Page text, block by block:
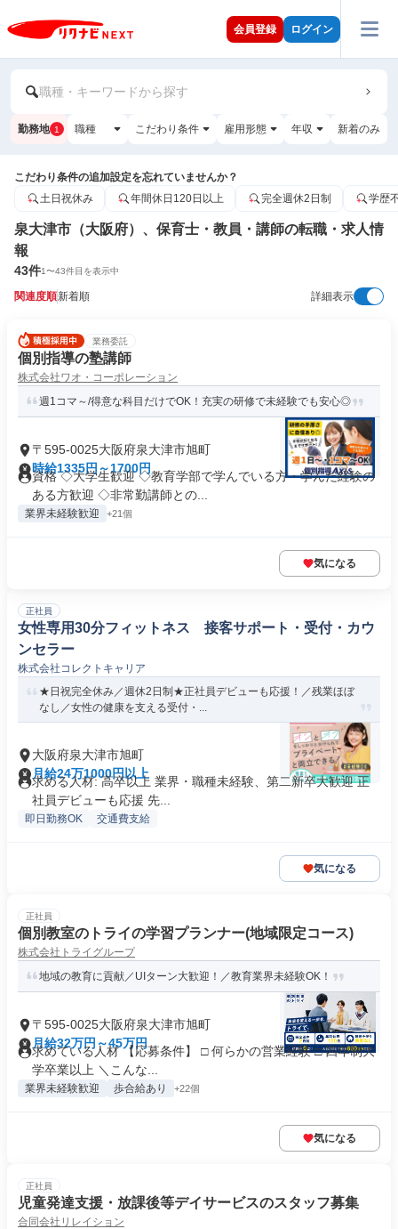
会員登録 ログイン
職種・キーワードから探す
勤務地 1 職種 こだわり条件 雇用形態 年収 新着のみ
こだわり条件の追加設定を忘れていませんか？
土日祝休み
年間休日120日以上 完全週休2日制 学歴
泉大津市（大阪府）、保育士・教員・講師の転職・求人情
報
43件1〜43件目を表示中
関連度順新着順 詳細表示
業務委託
個別指導の塾講師
株式会社ワオ・コーポレーション
週1コマ～/得意な科目だけでOK！充実の研修で未経験でも安心◎
〒595-0025大阪府泉大津市旭町
時給1335円～1700円
資格 ◇大学生歓迎 ◇教育学部で学んでいる方・学んだ経験の
ある方歓迎 ◇非常勤講師との...
業界未経験歓迎 +21個
気になる
正社員
女性専用30分フィットネス 接客サポート・受付・カウ
ンセラー
株式会社コレクトキャリア
★日祝完全休み／週休2日制★正社員デビューも応援！／残業ほぼ
なし／女性の健康を支える受付・...
大阪府泉大津市旭町
月給24万1000円以上
求める人材: 高卒以上 業界・職種未経験、第二新卒大歓迎 正
社員デビューも応援 先...
即日勤務OK 交通費支給
気になる
正社員
個別教室のトライの学習プランナー(地域限定コース)
株式会社トライグループ
地域の教育に貢献／UIターン大歓迎！／教育業界未経験OK！
〒595-0025大阪府泉大津市旭町
月給32万円～45万円
求めている人材 【応募条件】 □ 何らかの営業経験 □ 四年制大
学卒業以上 ＼こんな...
業界未経験歓迎 歩合給あり +22個
気になる
正社員
児童発達支援・放課後等デイサービスのスタッフ募集
合同会社リレイション